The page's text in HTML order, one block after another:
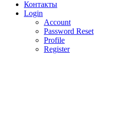
Контакты
Login
Account
Password Reset
Profile
Register